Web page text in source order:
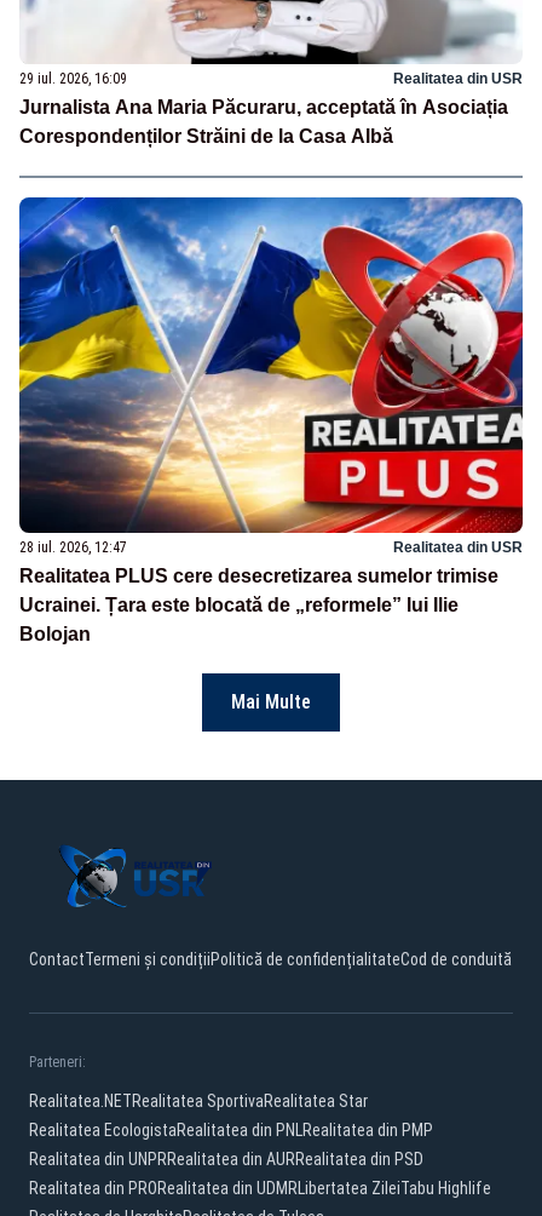
29 iul. 2026, 16:09 Realitatea din USR
Jurnalista Ana Maria Păcuraru, acceptată în Asociația
Corespondenților Străini de la Casa Albă
28 iul. 2026, 12:47 Realitatea din USR
Realitatea PLUS cere desecretizarea sumelor trimise
Ucrainei. Țara este blocată de „reformele” lui Ilie
Bolojan
Mai Multe
ContactTermeni și condițiiPolitică de confidențialitateCod de conduită
Parteneri:
Realitatea.NETRealitatea SportivaRealitatea Star
Realitatea EcologistaRealitatea din PNLRealitatea din PMP
Realitatea din UNPRRealitatea din AURRealitatea din PSD
Realitatea din PRORealitatea din UDMRLibertatea ZileiTabu Highlife